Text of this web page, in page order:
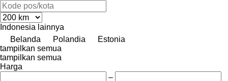
Indonesia lainnya
Belanda
Polandia
Estonia
tampilkan semua
tampilkan semua
Harga
–